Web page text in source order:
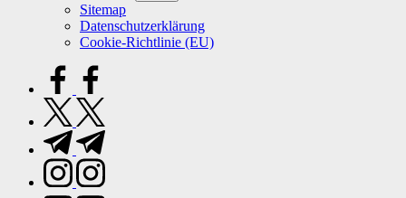
Sitemap
Datenschutzerklärung
Cookie-Richtlinie (EU)
facebook.com
twitter.com
t.me
instagram.com